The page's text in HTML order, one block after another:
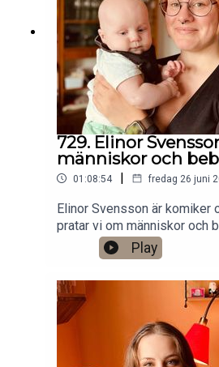
VHS SF
Anytime!https://
0760724728X:
@gardenfors
729. Elinor
människor och
01:08:54 | fredag 26 juni
Elinor Svensson är komiker
pratar vi om människor och
bonusavsnitt på 34 minuter
valfri summa till den här
https://www.patreon.com/
turné med Simon Gärdenfors
Magnusson 2026.Jag har
Stockholm. Min film
Anytime!https://
Play